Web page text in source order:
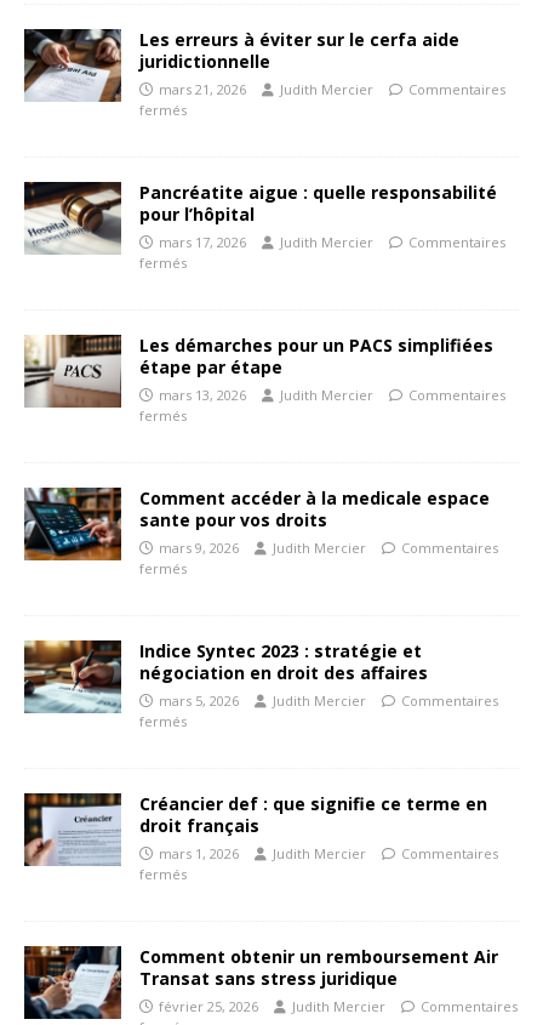
Les erreurs à éviter sur le cerfa aide
juridictionnelle
mars 21, 2026 Judith Mercier
Commentaires
fermés
Pancréatite aigue : quelle responsabilité
pour l’hôpital
mars 17, 2026 Judith Mercier
Commentaires
fermés
Les démarches pour un PACS simplifiées
étape par étape
mars 13, 2026 Judith Mercier
Commentaires
fermés
Comment accéder à la medicale espace
sante pour vos droits
mars 9, 2026 Judith Mercier
Commentaires
fermés
Indice Syntec 2023 : stratégie et
négociation en droit des affaires
mars 5, 2026 Judith Mercier
Commentaires
fermés
Créancier def : que signifie ce terme en
droit français
mars 1, 2026 Judith Mercier
Commentaires
fermés
Comment obtenir un remboursement Air
Transat sans stress juridique
février 25, 2026 Judith Mercier
Commentaires